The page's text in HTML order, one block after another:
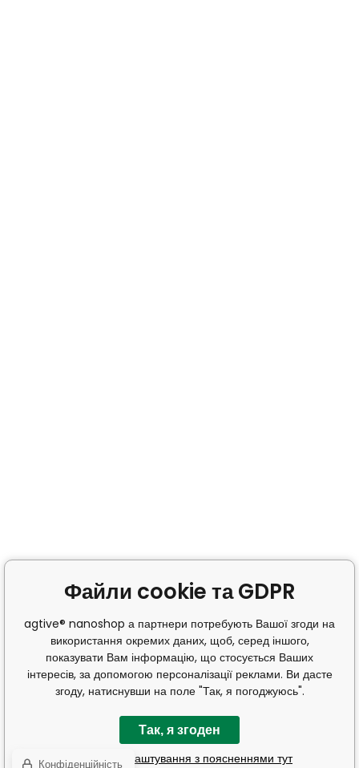
Файли cookie та GDPR
agtive® nanoshop а партнери потребують Вашої згоди на
використання окремих даних, щоб, серед іншого,
показувати Вам інформацію, що стосується Ваших
інтересів, за допомогою персоналізації реклами. Ви дасте
згоду, натиснувши на поле "Так, я погоджуюсь".
Так, я згоден
Детальні налаштування з поясненнями тут
Конфіденційність